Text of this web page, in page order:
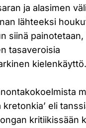
ja alasimen
lähteeksi
siinä painotetaan,
tasaveroisia
kielenkäyttö.
eli
kritiikissään